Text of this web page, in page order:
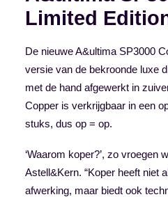
Limited
De nieuwe A&ultima SP3000
versie van de bekroonde luxe
met de hand afgewerkt in
Copper is verkrijgbaar in een
stuks, dus op = op.
‘Waarom koper?’, zo vroegen
Astell&Kern. “Koper heeft niet
afwerking, maar biedt ook